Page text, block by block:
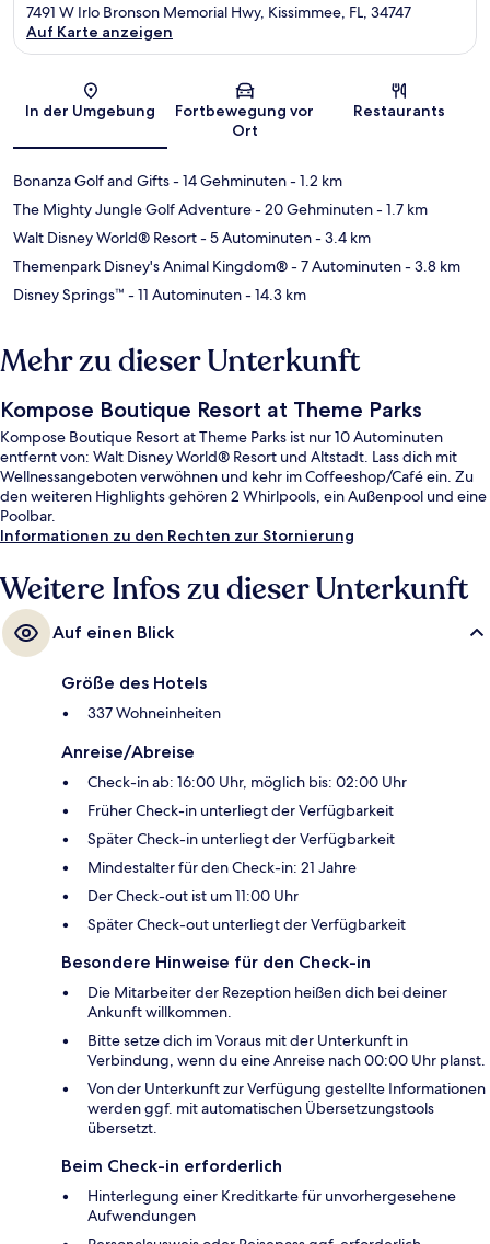
Karte
7491 W Irlo Bronson Memorial Hwy, Kissimmee, FL, 34747
Auf Karte anzeigen
In der Umgebung
Fortbewegung vor
Ort
Restaurants
Bonanza Golf and Gifts- 14 Gehminuten- 1.2 km
The Mighty Jungle Golf Adventure- 20 Gehminuten- 1.7 km
Walt Disney World® Resort- 5 Autominuten- 3.4 km
Themenpark Disney's Animal Kingdom®- 7 Autominuten- 3.8 km
Disney Springs™ - 11 Autominuten- 14.3 km
Mehr zu dieser Unterkunft
Kompose Boutique Resort at Theme Parks
Kompose Boutique Resort at Theme Parks ist nur 10 Autominuten
entfernt von: Walt Disney World® Resort und Altstadt. Lass dich mit
Wellnessangeboten verwöhnen und kehr im Coffeeshop/Café ein. Zu
den weiteren Highlights gehören 2 Whirlpools, ein Außenpool und eine
Poolbar.
Informationen zu den Rechten zur Stornierung
Weitere Infos zu dieser Unterkunft
Auf einen Blick
Größe des Hotels
337 Wohneinheiten
Anreise/Abreise
Check-in ab: 16:00 Uhr, möglich bis: 02:00 Uhr
Früher Check-in unterliegt der Verfügbarkeit
Später Check-in unterliegt der Verfügbarkeit
Mindestalter für den Check-in: 21 Jahre
Der Check-out ist um 11:00 Uhr
Später Check-out unterliegt der Verfügbarkeit
Besondere Hinweise für den Check-in
Die Mitarbeiter der Rezeption heißen dich bei deiner
Ankunft willkommen.
Bitte setze dich im Voraus mit der Unterkunft in
Verbindung, wenn du eine Anreise nach 00:00 Uhr planst.
Von der Unterkunft zur Verfügung gestellte Informationen
werden ggf. mit automatischen Übersetzungstools
übersetzt.
Beim Check-in erforderlich
Hinterlegung einer Kreditkarte für unvorhergesehene
Aufwendungen